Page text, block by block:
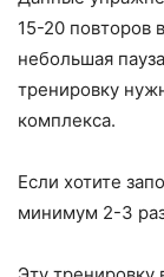
15-20 повторов
небольшая
тренировку
комплекса.
Если хотите
минимум 2-3